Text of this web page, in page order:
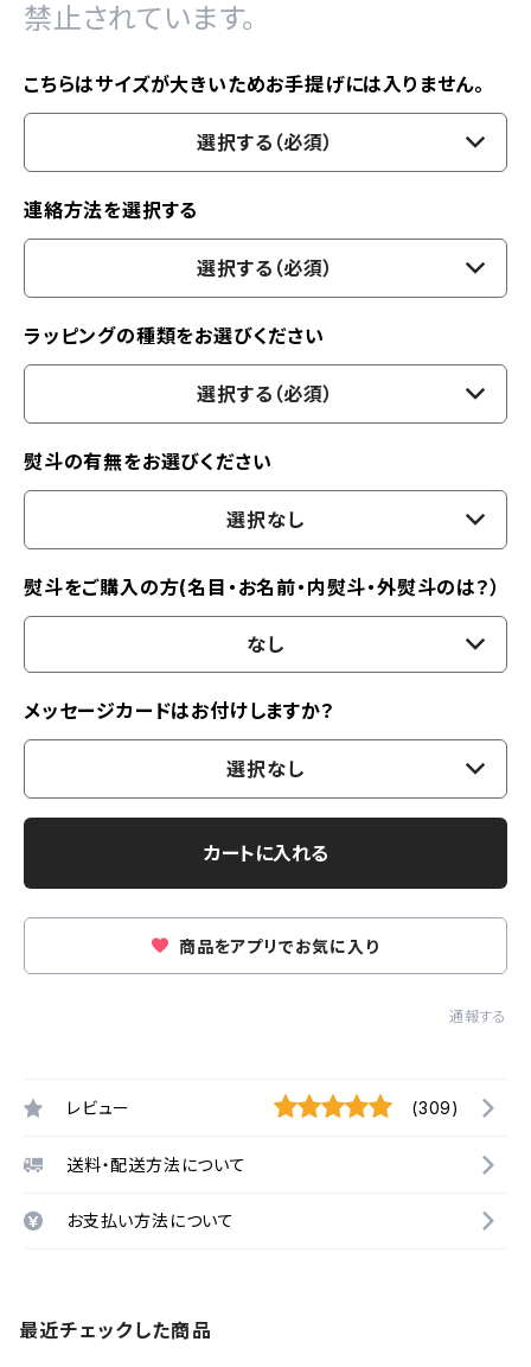
禁止されています。
こちらはサイズが大きいためお手提げには入りません。
選択する（必須）
連絡方法を選択する
選択する（必須）
ラッピングの種類をお選びください
選択する（必須）
熨斗の有無をお選びください
選択なし
熨斗をご購入の方(名目・お名前・内熨斗・外熨斗のは？）
なし
メッセージカードはお付けしますか？
選択なし
カートに入れる
商品をアプリでお気に入り
通報する
レビュー (309)
送料・配送方法について
お支払い方法について
最近チェックした商品